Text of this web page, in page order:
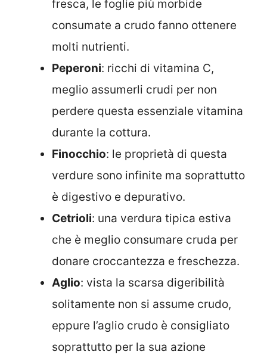
fresca, le foglie più morbide
consumate a crudo fanno ottenere
molti nutrienti.
Peperoni: ricchi di vitamina C,
meglio assumerli crudi per non
perdere questa essenziale vitamina
durante la cottura.
Finocchio: le proprietà di questa
verdure sono infinite ma soprattutto
è digestivo e depurativo.
Cetrioli: una verdura tipica estiva
che è meglio consumare cruda per
donare croccantezza e freschezza.
Aglio: vista la scarsa digeribilità
solitamente non si assume crudo,
eppure l’aglio crudo è consigliato
soprattutto per la sua azione